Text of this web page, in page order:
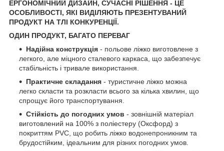
ЕРГОНОМІЧНИЙ ДИЗАЙН, СУЧАСНІ РІШЕННЯ - ЦЕ
ОСОБЛИВОСТІ, ЯКІ ВИДІЛЯЮТЬ ПРЕЗЕНТУВАНИЙ
ПРОДУКТ НА ТЛІ КОНКУРЕНЦІЇ.
ОДИН ПРОДУКТ, БАГАТО ПЕРЕВАГ
Надійна конструкція - польове ліжко виготовлене з
легкого, але міцного сталевого каркаса, що забезпечує
стабільність і тривале використання.
Практичне складання - туристичне ліжко можна
легко скласти та розкласти всього за кілька хвилин, що
спрощує його транспортування.
Стійкість до погодних умов - зовнішній матеріал
виготовлений на 100% з поліестеру (Оксфорд) з
покриттям PVC, що робить ліжко водонепроникним та
брудостійким, ідеальним для різних погодних умов.